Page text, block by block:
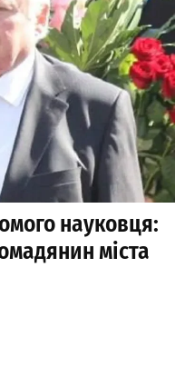
науковця:
міста